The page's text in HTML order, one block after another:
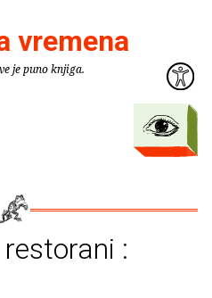
vremena
je puno knjiga.
: